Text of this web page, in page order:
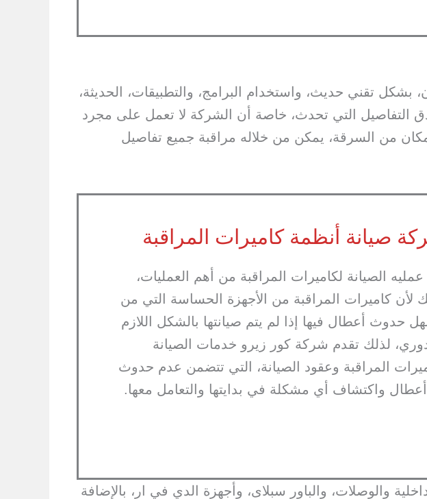
بشكل تقني حديث، واستخدام البرامج، والتطبيقات، الحديثة،
التفاصيل التي تحدث، خاصة أن الشركة لا تعمل على مجرد
من السرقة، يمكن من خلاله مراقبة جميع تفاصيل
صيانة أنظمة كاميرات المراقبة
عمليه الصيانة لكاميرات المراقبة من أهم العمليات،
لأن كاميرات المراقبة من الأجهزة الحساسة التي من
حدوث أعطال فيها إذا لم يتم صيانتها بالشكل اللازم
لذلك تقدم شركة كور زيرو خدمات الصيانة
المراقبة وعقود الصيانة، التي تتضمن عدم حدوث
أعطال واكتشاف أي مشكلة في بدايتها والتعامل معها.
والوصلات، والباور سبلاى، وأجهزة الدي في ار، بالإضافة